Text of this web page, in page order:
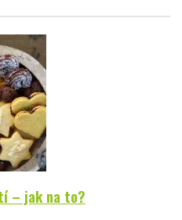
– jak na to?